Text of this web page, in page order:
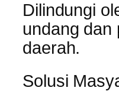
Dilindungi
undang dan
daerah.
Solusi